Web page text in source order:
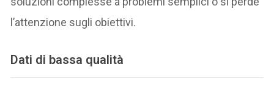
l’attenzione sugli obiettivi.
Dati di bassa qualità